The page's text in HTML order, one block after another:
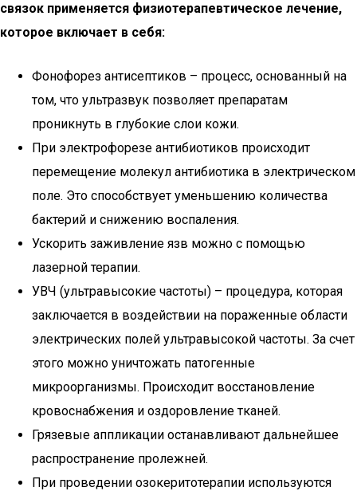
связок применяется физиотерапевтическое лечение,
которое включает в себя:
Фонофорез антисептиков – процесс, основанный на
том, что ультразвук позволяет препаратам
проникнуть в глубокие слои кожи.
При электрофорезе антибиотиков происходит
перемещение молекул антибиотика в электрическом
поле. Это способствует уменьшению количества
бактерий и снижению воспаления.
Ускорить заживление язв можно с помощью
лазерной терапии.
УВЧ (ультравысокие частоты) – процедура, которая
заключается в воздействии на пораженные области
электрических полей ультравысокой частоты. За счет
этого можно уничтожать патогенные
микроорганизмы. Происходит восстановление
кровоснабжения и оздоровление тканей.
Грязевые аппликации останавливают дальнейшее
распространение пролежней.
При проведении озокеритотерапии используются